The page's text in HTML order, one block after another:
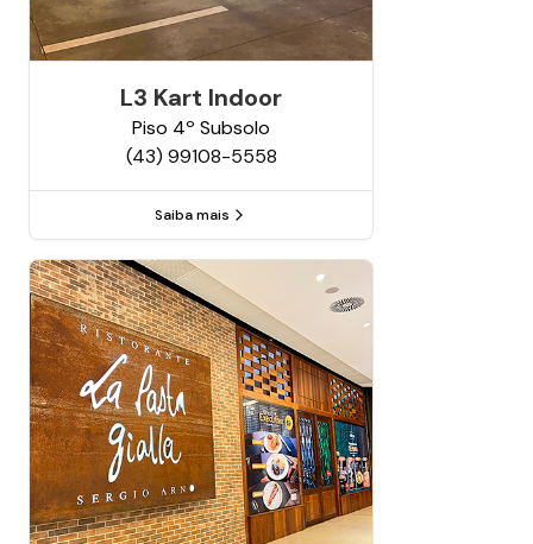
L3 Kart Indoor
Piso 4º Subsolo
(43) 99108-5558
Saiba mais